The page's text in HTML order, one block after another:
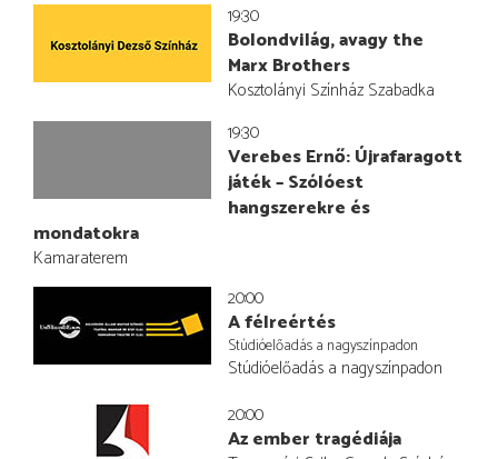
19:30
Bolondvilág, avagy the
Marx Brothers
Kosztolányi Színház Szabadka
19:30
Verebes Ernő: Újrafaragott
játék – Szólóest
hangszerekre és
mondatokra
Kamaraterem
20:00
A félreértés
Stúdióelőadás a nagyszínpadon
Stúdióelőadás a nagyszínpadon
20:00
Az ember tragédiája